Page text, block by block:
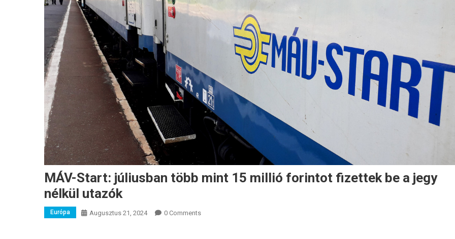
MÁV-Start: júliusban több mint 15 millió forintot fizettek be a jegy
nélkül utazók
Európa Augusztus 21, 2024 0 Comments